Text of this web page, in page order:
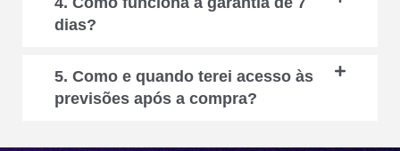
dias?
5. Como e quando terei acesso às
previsões após a compra?